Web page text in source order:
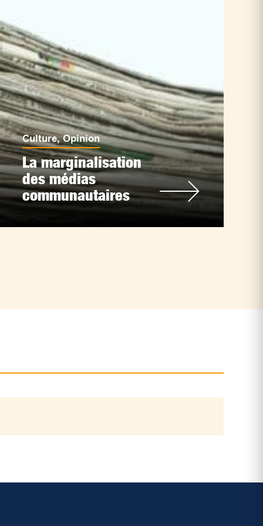
Culture,Opinion
La marginalisation
des médias
communautaires